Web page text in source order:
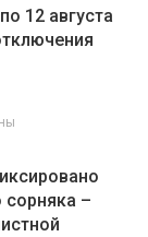
12 августа
сорняка –